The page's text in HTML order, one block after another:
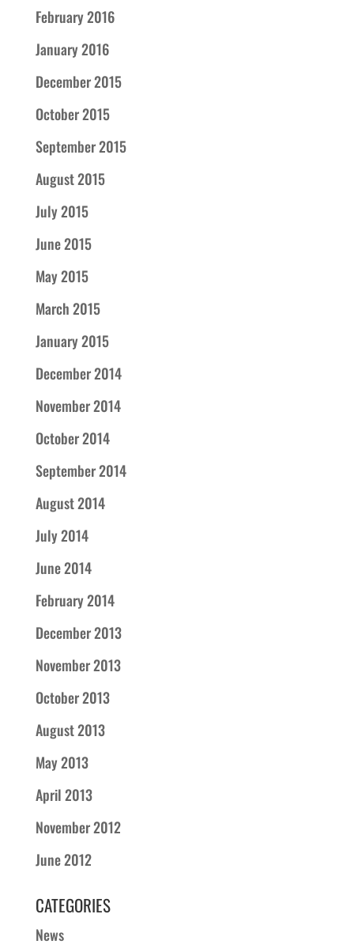
February 2016
January 2016
December 2015
October 2015
September 2015
August 2015
July 2015
June 2015
May 2015
March 2015
January 2015
December 2014
November 2014
October 2014
September 2014
August 2014
July 2014
June 2014
February 2014
December 2013
November 2013
October 2013
August 2013
May 2013
April 2013
November 2012
June 2012
CATEGORIES
News